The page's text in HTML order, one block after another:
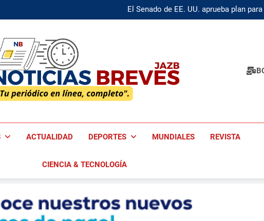
El Senado de EE. UU. aprueba plan
Nikita Bier deja X como Head of Product: «Es
Breves
ACTUALIDAD DEPORTES MUNDIALES REVISTA
CIENCIA & TECNOLOGÍA